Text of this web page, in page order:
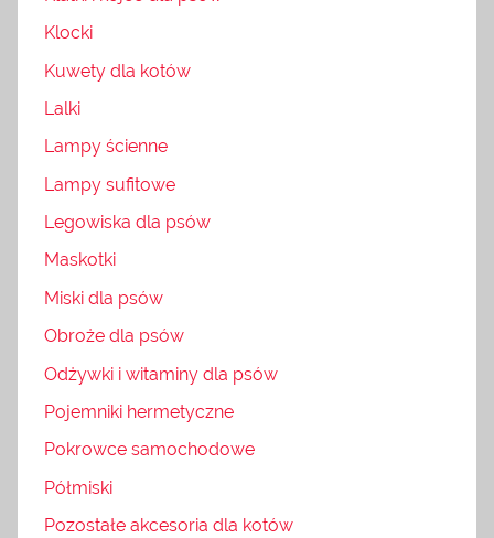
Klocki
Kuwety dla kotów
Lalki
Lampy ścienne
Lampy sufitowe
Legowiska dla psów
Maskotki
Miski dla psów
Obroże dla psów
Odżywki i witaminy dla psów
Pojemniki hermetyczne
Pokrowce samochodowe
Półmiski
Pozostałe akcesoria dla kotów